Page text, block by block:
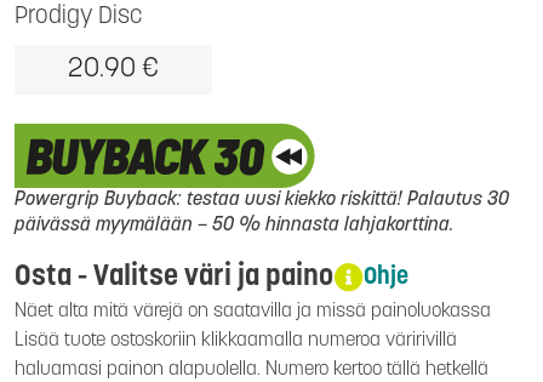
Prodigy Disc
20.90 €
Powergrip Buyback: testaa uusi kiekko riskittä! Palautus 30
päivässä myymälään – 50 % hinnasta lahjakorttina.
Osta - Valitse väri ja paino Ohje
Näet alta mitä värejä on saatavilla ja missä painoluokassa
Lisää tuote ostoskoriin klikkaamalla numeroa väririvillä
haluamasi painon alapuolella. Numero kertoo tällä hetkellä